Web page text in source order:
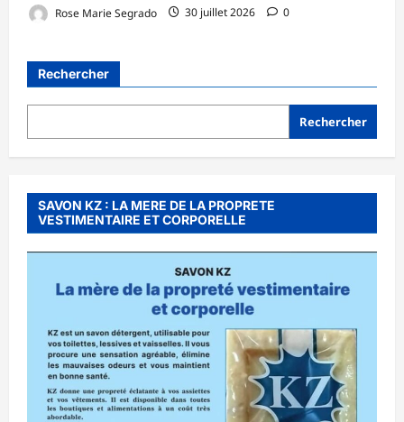
Rose Marie Segrado 30 juillet 2026 0
Rechercher
Rechercher
SAVON KZ : LA MERE DE LA PROPRETE
VESTIMENTAIRE ET CORPORELLE